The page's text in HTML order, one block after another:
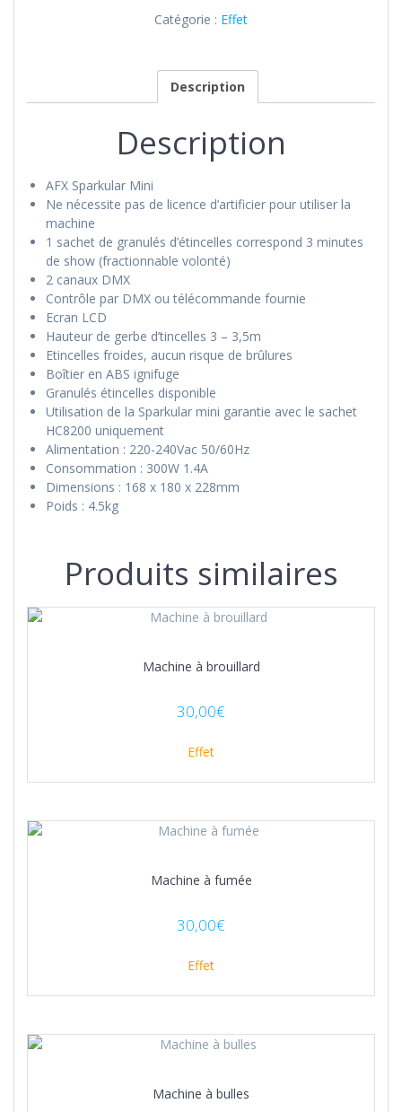
Catégorie : Effet
Description
Description
AFX Sparkular Mini
Ne nécessite pas de licence d’artificier pour utiliser la
machine
1 sachet de granulés d’étincelles correspond 3 minutes
de show (fractionnable volonté)
2 canaux DMX
Contrôle par DMX ou télécommande fournie
Ecran LCD
Hauteur de gerbe d’tincelles 3 – 3,5m
Etincelles froides, aucun risque de brûlures
Boîtier en ABS ignifuge
Granulés étincelles disponible
Utilisation de la Sparkular mini garantie avec le sachet
HC8200 uniquement
Alimentation : 220-240Vac 50/60Hz
Consommation : 300W 1.4A
Dimensions : 168 x 180 x 228mm
Poids : 4.5kg
Produits similaires
Machine à brouillard
30,00€
Effet
Machine à fumée
30,00€
Effet
Machine à bulles